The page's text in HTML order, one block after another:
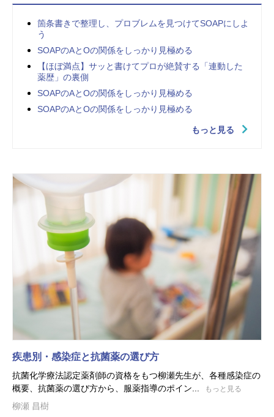
箇条書きで整理し、プロブレムを見つけてSOAPにしよ
う
SOAPのAとOの関係をしっかり見極める
【ほぼ満点】サッと書けてプロが絶賛する「連動した
薬歴」の裏側
SOAPのAとOの関係をしっかり見極める
SOAPのAとOの関係をしっかり見極める
もっと見る
疾患別・感染症と抗菌薬の選び方
抗菌化学療法認定薬剤師の資格をもつ柳瀬先生が、各種感染症の
概要、抗菌薬の選び方から、服薬指導のポイン...
もっと見る
柳瀬 昌樹